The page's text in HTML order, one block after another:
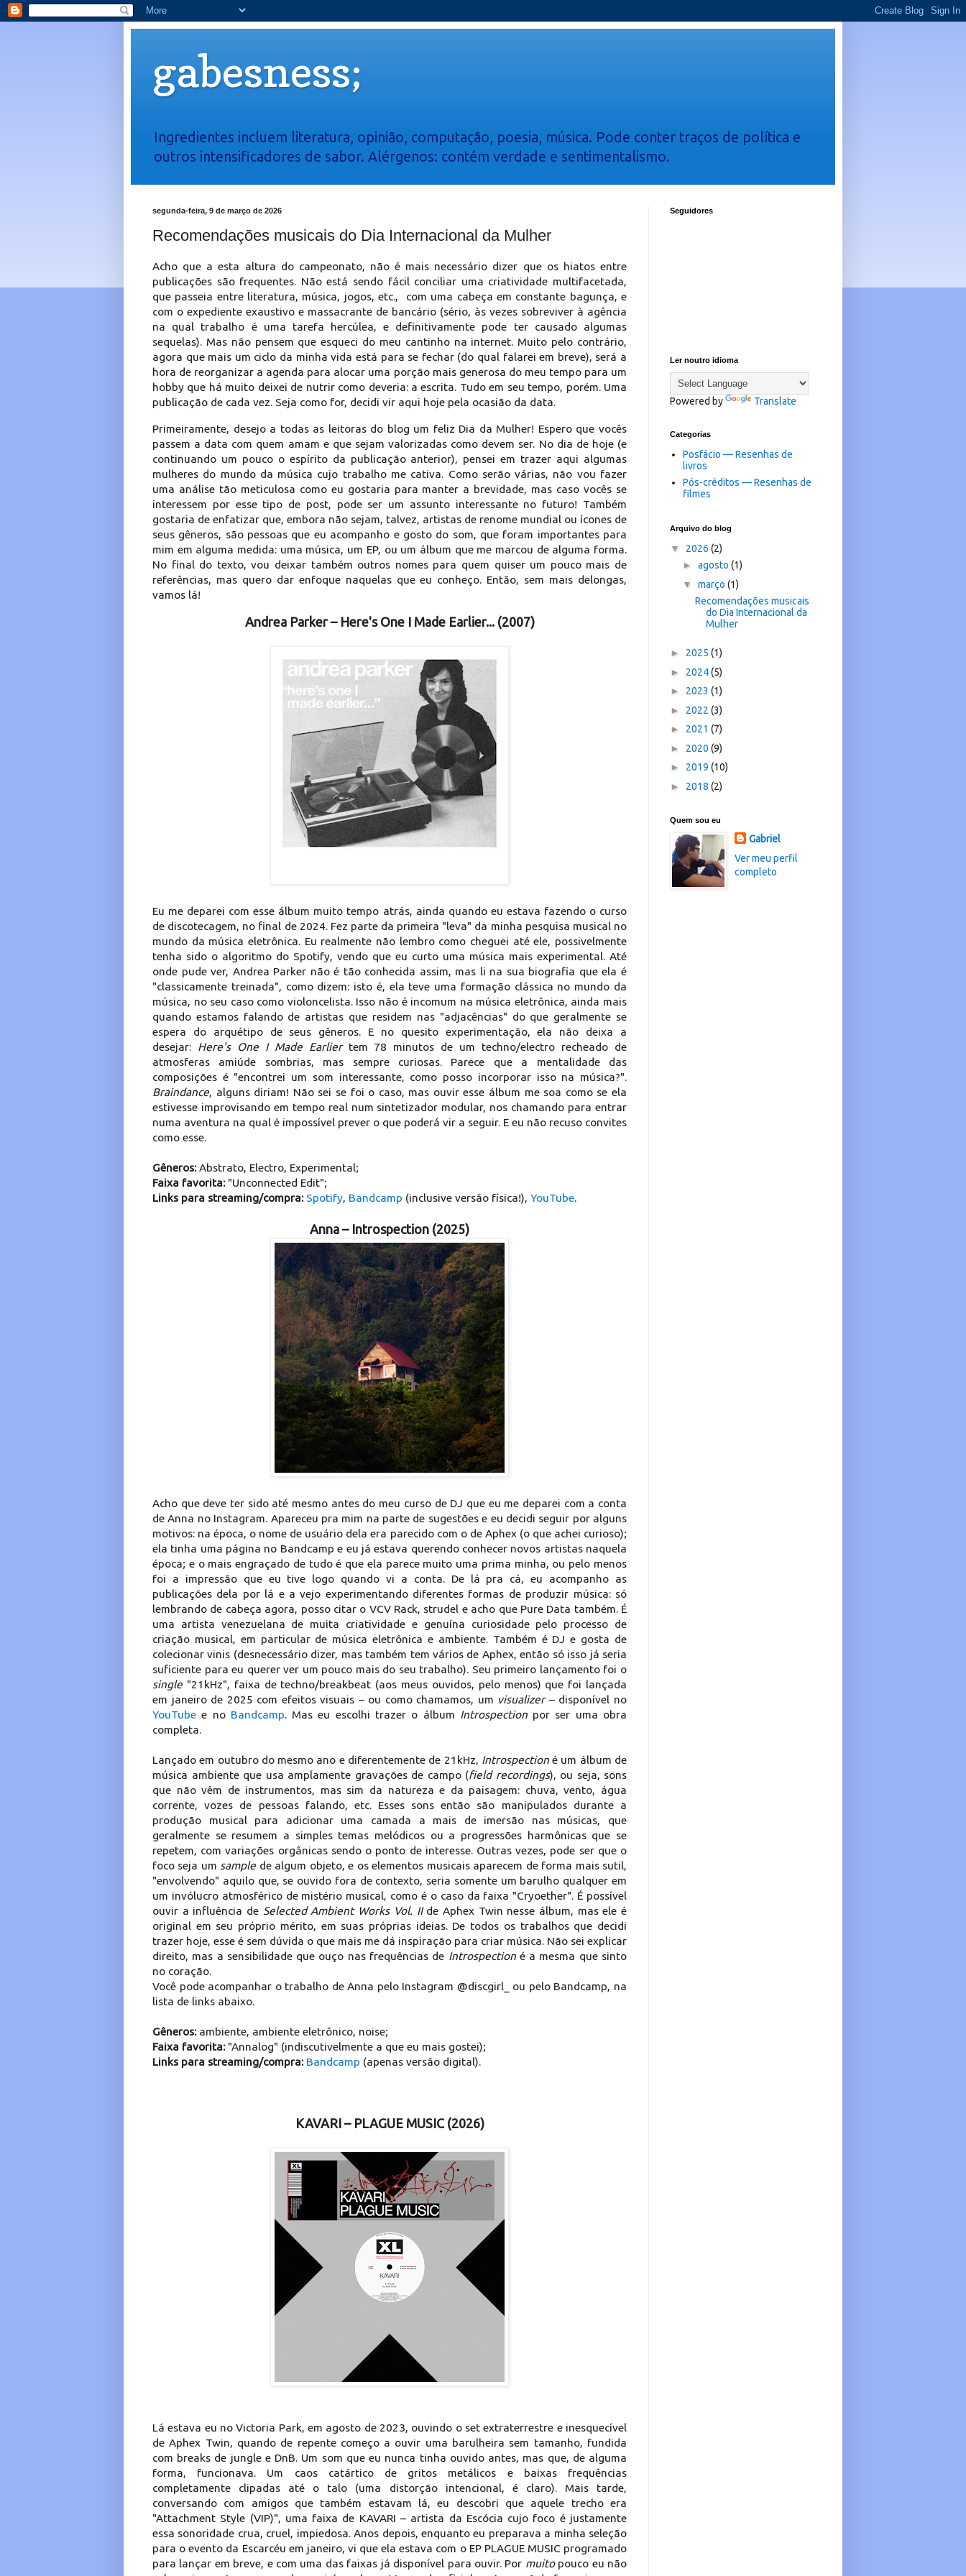
gabesness;
Ingredientes incluem literatura, opinião, computação, poesia, música. Pode conter traços de política e
outros intensificadores de sabor. Alérgenos: contém verdade e sentimentalismo.
segunda-feira, 9 de março de 2026
Recomendações musicais do Dia Internacional da Mulher
Acho que a esta altura do campeonato, não é mais necessário dizer que os hiatos entre
publicações são frequentes. Não está sendo fácil conciliar uma criatividade multifacetada,
que passeia entre literatura, música, jogos, etc., com uma cabeça em constante bagunça, e
com o expediente exaustivo e massacrante de bancário (sério, às vezes sobreviver à agência
na qual trabalho é uma tarefa hercúlea, e definitivamente pode ter causado algumas
sequelas). Mas não pensem que esqueci do meu cantinho na internet. Muito pelo contrário,
agora que mais um ciclo da minha vida está para se fechar (do qual falarei em breve), será a
hora de reorganizar a agenda para alocar uma porção mais generosa do meu tempo para um
hobby que há muito deixei de nutrir como deveria: a escrita. Tudo em seu tempo, porém. Uma
publicação de cada vez. Seja como for, decidi vir aqui hoje pela ocasião da data.
Primeiramente, desejo a todas as leitoras do blog um feliz Dia da Mulher! Espero que vocês
passem a data com quem amam e que sejam valorizadas como devem ser. No dia de hoje (e
continuando um pouco o espírito da publicação anterior), pensei em trazer aqui algumas
mulheres do mundo da música cujo trabalho me cativa. Como serão várias, não vou fazer
uma análise tão meticulosa como eu gostaria para manter a brevidade, mas caso vocês se
interessem por esse tipo de post, pode ser um assunto interessante no futuro! Também
gostaria de enfatizar que, embora não sejam, talvez, artistas de renome mundial ou ícones de
seus gêneros, são pessoas que eu acompanho e gosto do som, que foram importantes para
mim em alguma medida: uma música, um EP, ou um álbum que me marcou de alguma forma.
No final do texto, vou deixar também outros nomes para quem quiser um pouco mais de
referências, mas quero dar enfoque naquelas que eu conheço. Então, sem mais delongas,
vamos lá!
Andrea Parker – Here's One I Made Earlier... (2007)
Eu me deparei com esse álbum muito tempo atrás, ainda quando eu estava fazendo o curso
de discotecagem, no final de 2024. Fez parte da primeira "leva" da minha pesquisa musical no
mundo da música eletrônica. Eu realmente não lembro como cheguei até ele, possivelmente
tenha sido o algoritmo do Spotify, vendo que eu curto uma música mais experimental. Até
onde pude ver, Andrea Parker não é tão conhecida assim, mas li na sua biografia que ela é
"classicamente treinada", como dizem: isto é, ela teve uma formação clássica no mundo da
música, no seu caso como violoncelista. Isso não é incomum na música eletrônica, ainda mais
quando estamos falando de artistas que residem nas "adjacências" do que geralmente se
espera do arquétipo de seus gêneros. E no quesito experimentação, ela não deixa a
desejar: Here's One I Made Earliertem 78 minutos de um techno/electro recheado de
atmosferas amiúde sombrias, mas sempre curiosas. Parece que a mentalidade das
composições é "encontrei um som interessante, como posso incorporar isso na música?".
Braindance, alguns diriam! Não sei se foi o caso, mas ouvir esse álbum me soa como se ela
estivesse improvisando em tempo real num sintetizador modular, nos chamando para entrar
numa aventura na qual é impossível prever o que poderá vir a seguir. E eu não recuso convites
como esse.
Gêneros: Abstrato, Electro, Experimental;
Faixa favorita: "Unconnected Edit";
Links para streaming/compra: Spotify, Bandcamp (inclusive versão física!), YouTube.
Anna – Introspection (2025)
Acho que deve ter sido até mesmo antes do meu curso de DJ que eu me deparei com a conta
de Anna no Instagram. Apareceu pra mim na parte de sugestões e eu decidi seguir por alguns
motivos: na época, o nome de usuário dela era parecido com o de Aphex (o que achei curioso);
ela tinha uma página no Bandcamp e eu já estava querendo conhecer novos artistas naquela
época; e o mais engraçado de tudo é que ela parece muito uma prima minha, ou pelo menos
foi a impressão que eu tive logo quando vi a conta. De lá pra cá, eu acompanho as
publicações dela por lá e a vejo experimentando diferentes formas de produzir música: só
lembrando de cabeça agora, posso citar o VCV Rack, strudel e acho que Pure Data também. É
uma artista venezuelana de muita criatividade e genuína curiosidade pelo processo de
criação musical, em particular de música eletrônica e ambiente. Também é DJ e gosta de
colecionar vinis (desnecessário dizer, mas também tem vários de Aphex, então só isso já seria
suficiente para eu querer ver um pouco mais do seu trabalho). Seu primeiro lançamento foi o
single "21kHz", faixa de techno/breakbeat (aos meus ouvidos, pelo menos) que foi lançada
em janeiro de 2025 com efeitos visuais – ou como chamamos, um visualizer– disponível no
YouTube e no Bandcamp. Mas eu escolhi trazer o álbum Introspection por ser uma obra
completa.
Lançado em outubro do mesmo ano e diferentemente de 21kHz, Introspectioné um álbum de
música ambiente que usa amplamente gravações de campo (field recordings), ou seja, sons
que não vêm de instrumentos, mas sim da natureza e da paisagem: chuva, vento, água
corrente, vozes de pessoas falando, etc. Esses sons então são manipulados durante a
produção musical para adicionar uma camada a mais de imersão nas músicas, que
geralmente se resumem a simples temas melódicos ou a progressões harmônicas que se
repetem, com variações orgânicas sendo o ponto de interesse. Outras vezes, pode ser que o
foco seja um sample de algum objeto, e os elementos musicais aparecem de forma mais sutil,
"envolvendo" aquilo que, se ouvido fora de contexto, seria somente um barulho qualquer em
um invólucro atmosférico de mistério musical, como é o caso da faixa "Cryoether". É possível
ouvir a influência de Selected Ambient Works Vol. II de Aphex Twin nesse álbum, mas ele é
original em seu próprio mérito, em suas próprias ideias. De todos os trabalhos que decidi
trazer hoje, esse é sem dúvida o que mais me dá inspiração para criar música. Não sei explicar
direito, mas a sensibilidade que ouço nas frequências de Introspection é a mesma que sinto
no coração.
Você pode acompanhar o trabalho de Anna pelo Instagram @discgirl_ ou pelo Bandcamp, na
lista de links abaixo.
Gêneros: ambiente, ambiente eletrônico, noise;
Faixa favorita: "Annalog" (indiscutivelmente a que eu mais gostei);
Links para streaming/compra: Bandcamp (apenas versão digital).
KAVARI – PLAGUE MUSIC (2026)
Lá estava eu no Victoria Park, em agosto de 2023, ouvindo o set extraterrestre e inesquecível
de Aphex Twin, quando de repente começo a ouvir uma barulheira sem tamanho, fundida
com breaks de jungle e DnB. Um som que eu nunca tinha ouvido antes, mas que, de alguma
forma, funcionava. Um caos catártico de gritos metálicos e baixas frequências
completamente clipadas até o talo (uma distorção intencional, é claro). Mais tarde,
conversando com amigos que também estavam lá, eu descobri que aquele trecho era
"Attachment Style (VIP)", uma faixa de KAVARI – artista da Escócia cujo foco é justamente
essa sonoridade crua, cruel, impiedosa. Anos depois, enquanto eu preparava a minha seleção
para o evento da Escarcéu em janeiro, vi que ela estava com o EP PLAGUE MUSIC programado
para lançar em breve, e com uma das faixas já disponível para ouvir. Por muito pouco eu não
Seguidores
Ler noutro idioma
Powered by Translate
Categorias
Posfácio — Resenhas de
livros
Pós-créditos — Resenhas de
filmes
Arquivo do blog
▼ 2026 (2)
► agosto (1)
▼ março (1)
Recomendações musicais
do Dia Internacional da
Mulher
► 2025 (1)
► 2024(5)
► 2023 (1)
► 2022 (3)
► 2021 (7)
► 2020 (9)
► 2019 (10)
► 2018 (2)
Quem sou eu
Gabriel
Ver meu perfil
completo